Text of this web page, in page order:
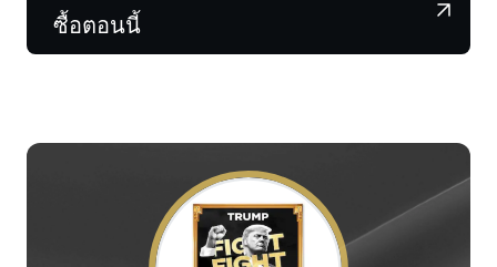
ฟิวเจอร์ส
โปรแกรม Loyalty
NEXO Token 1.98%
DOT 0.53%
ข่าวสารและข้อมูลเชิงลึก
Wealth Academy
ซื้อตอนนี้